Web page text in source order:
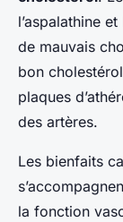
l’aspalathine
de mauvais
bon
plaques
des artères.
Les bienfaits
la fonction